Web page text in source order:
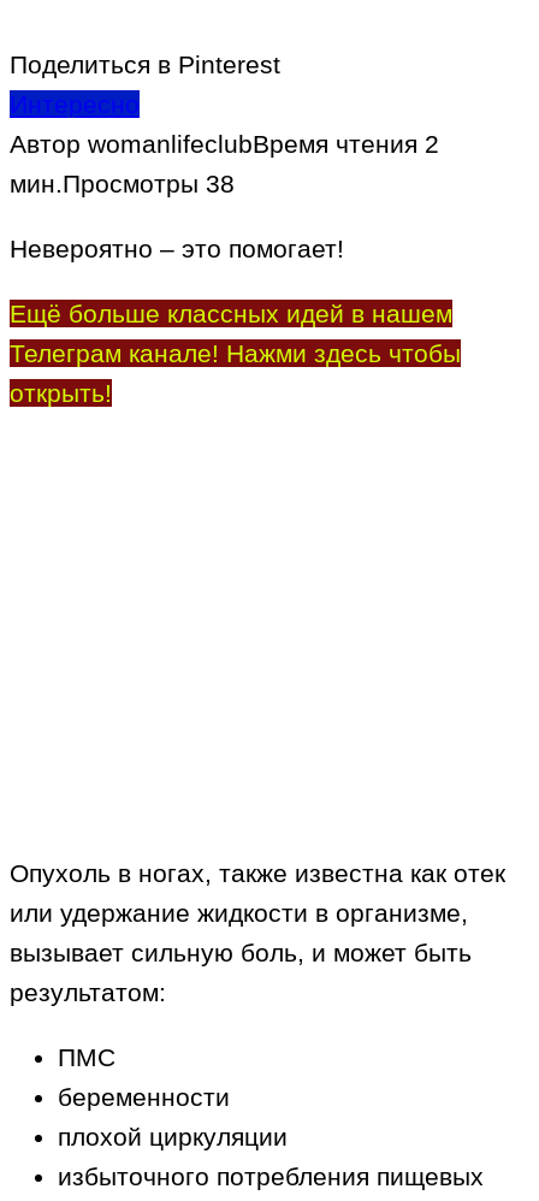
Поделиться в Pinterest
Интересно
Автор womanlifeclubВремя чтения 2
мин.Просмотры 38
Невероятно – это помогает!
Ещё больше классных идей в нашем
Телеграм канале! Нажми здесь чтобы
открыть!
Опухоль в ногах, также известна как отек
или удержание жидкости в организме,
вызывает сильную боль, и может быть
результатом:
ПМС
беременности
плохой циркуляции
избыточного потребления пищевых